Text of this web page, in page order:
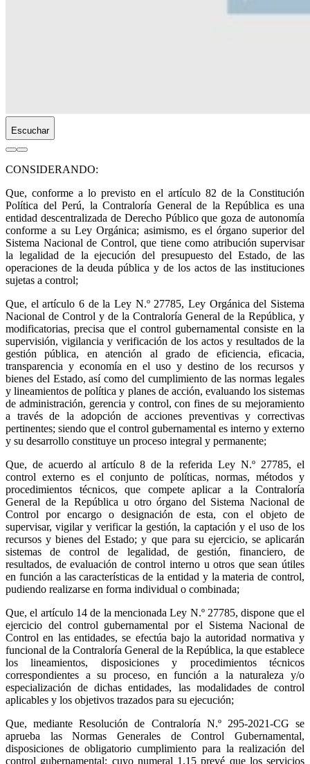
Escuchar
CONSIDERANDO:
Que, conforme a lo previsto en el artículo 82 de la Constitución
Política del Perú, la Contraloría General de la República es una
entidad descentralizada de Derecho Público que goza de autonomía
conforme a su Ley Orgánica; asimismo, es el órgano superior del
Sistema Nacional de Control, que tiene como atribución supervisar
la legalidad de la ejecución del presupuesto del Estado, de las
operaciones de la deuda pública y de los actos de las instituciones
sujetas a control;
Que, el artículo 6 de la Ley N.º 27785, Ley Orgánica del Sistema
Nacional de Control y de la Contraloría General de la República, y
modificatorias, precisa que el control gubernamental consiste en la
supervisión, vigilancia y verificación de los actos y resultados de la
gestión pública, en atención al grado de eficiencia, eficacia,
transparencia y economía en el uso y destino de los recursos y
bienes del Estado, así como del cumplimiento de las normas legales
y lineamientos de política y planes de acción, evaluando los sistemas
de administración, gerencia y control, con fines de su mejoramiento
a través de la adopción de acciones preventivas y correctivas
pertinentes; siendo que el control gubernamental es interno y externo
y su desarrollo constituye un proceso integral y permanente;
Que, de acuerdo al artículo 8 de la referida Ley N.º 27785, el
control externo es el conjunto de políticas, normas, métodos y
procedimientos técnicos, que compete aplicar a la Contraloría
General de la República u otro órgano del Sistema Nacional de
Control por encargo o designación de esta, con el objeto de
supervisar, vigilar y verificar la gestión, la captación y el uso de los
recursos y bienes del Estado; y que para su ejercicio, se aplicarán
sistemas de control de legalidad, de gestión, financiero, de
resultados, de evaluación de control interno u otros que sean útiles
en función a las características de la entidad y la materia de control,
pudiendo realizarse en forma individual o combinada;
Que, el artículo 14 de la mencionada Ley N.º 27785, dispone que el
ejercicio del control gubernamental por el Sistema Nacional de
Control en las entidades, se efectúa bajo la autoridad normativa y
funcional de la Contraloría General de la República, la que establece
los lineamientos, disposiciones y procedimientos técnicos
correspondientes a su proceso, en función a la naturaleza y/o
especialización de dichas entidades, las modalidades de control
aplicables y los objetivos trazados para su ejecución;
Que, mediante Resolución de Contraloría N.º 295-2021-CG se
aprueba las Normas Generales de Control Gubernamental,
disposiciones de obligatorio cumplimiento para la realización del
control gubernamental; cuyo numeral 1.15 prevé que los servicios